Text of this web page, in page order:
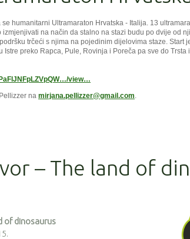
humanitarni Ultramaraton Hrvatska - Italija. 13
na način da stalno na stazi budu po dvije od
trčeći s njima na pojedinim dijelovima staze. Start
preko Rapca, Pule, Rovinja i Poreča pa sve do Trsta
view…
na mirjana.pellizzer@gmail.com.
– The land of
of dinosaurus